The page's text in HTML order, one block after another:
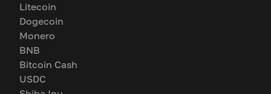
Litecoin
Dogecoin
Monero
BNB
Bitcoin Cash
USDC